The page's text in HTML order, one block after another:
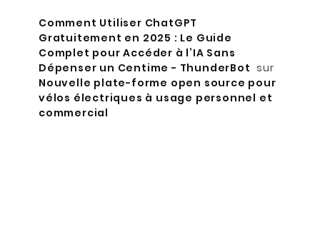
Comment Utiliser ChatGPT
Gratuitement en 2025 : Le Guide
Complet pour Accéder à l’IA Sans
Dépenser un Centime - ThunderBot sur
Nouvelle plate-forme open source pour
vélos électriques à usage personnel et
commercial